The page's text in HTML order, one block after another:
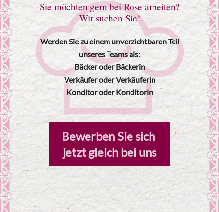
Sie möchten gern bei Rose arbeiten?
Wir suchen Sie!
Werden Sie zu einem unverzichtbaren Teil
unseres Teams als:
Bäcker oder Bäckerin
Verkäufer oder Verkäuferin
Konditor oder Konditorin
Bewerben Sie sich
jetzt gleich bei uns